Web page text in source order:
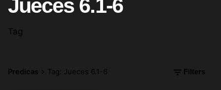
Jueces 6.1-6
Tag
Predicas Tag: Jueces 6.1-6 Filters